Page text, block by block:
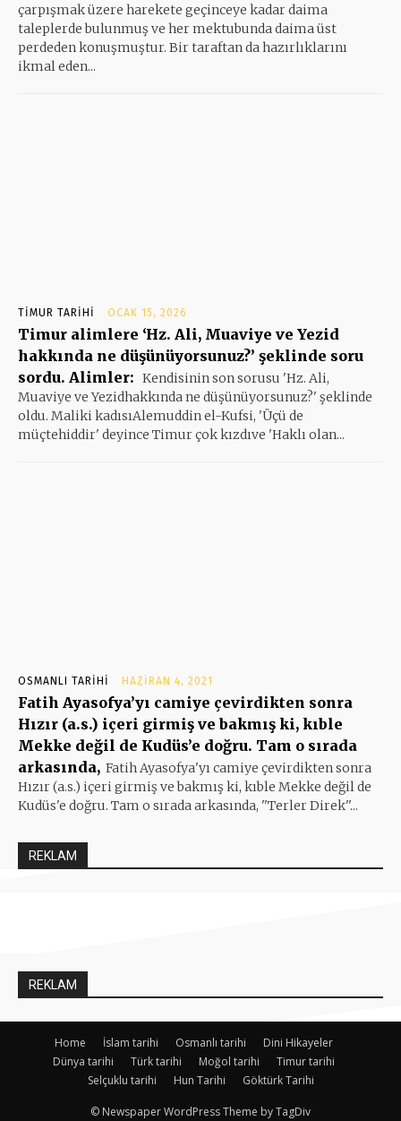
çarpışmak üzere harekete geçinceye kadar daima
taleplerde bulunmuş ve her mektubunda daima üst
perdeden konuşmuştur. Bir taraftan da hazırlıklarını
ikmal eden...
TIMUR TARIHI OCAK 15, 2026
Timur alimlere ‘Hz. Ali, Muaviye ve Yezid
hakkında ne düşünüyorsunuz?’ şeklinde soru
sordu. Alimler: Kendisinin son sorusu 'Hz. Ali,
Muaviye ve Yezidhakkında ne düşünüyorsunuz?' şeklinde
oldu. Maliki kadısıAlemuddin el-Kufsi, 'Üçü de
müçtehiddir' deyince Timur çok kızdıve 'Haklı olan...
OSMANLI TARIHI HAZIRAN 4, 2021
Fatih Ayasofya’yı camiye çevirdikten sonra
Hızır (a.s.) içeri girmiş ve bakmış ki, kıble
Mekke değil de Kudüs’e doğru. Tam o sırada
arkasında, Fatih Ayasofya'yı camiye çevirdikten sonra
Hızır (a.s.) içeri girmiş ve bakmış ki, kıble Mekke değil de
Kudüs'e doğru. Tam o sırada arkasında, ''Terler Direk''...
REKLAM
REKLAM
Home İslam tarihi Osmanlı tarihi
Dini Hikayeler
Dünya tarihi
Türk tarihi Moğol tarihi
Timur tarihi
Selçuklu tarihi
Hun Tarihi Göktürk Tarihi
© Newspaper WordPress Theme by TagDiv